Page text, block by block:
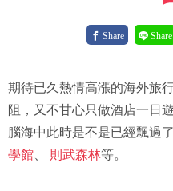
Share Share
期待已久熱情高漲的海外旅
阻，又不甘心只做酒店一日
腦海中此時是不是已經飄過
學館
則武森林等。